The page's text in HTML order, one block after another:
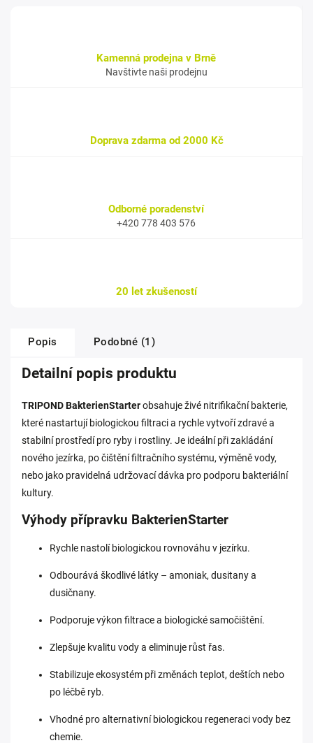
Kamenná prodejna v Brně
Navštivte naši prodejnu
Doprava zdarma od 2000 Kč
Odborné poradenství
+420 778 403 576
20 let zkušeností
Popis Podobné (1)
Detailní popis produktu
TRIPOND BakterienStarterobsahuje živé nitrifikační bakterie,
které nastartují biologickou filtraci a rychle vytvoří zdravé a
stabilní prostředí pro ryby i rostliny. Je ideální při zakládání
nového jezírka, po čištění filtračního systému, výměně vody,
nebo jako pravidelná udržovací dávka pro podporu bakteriální
kultury.
Výhody přípravku BakterienStarter
Rychle nastolí biologickou rovnováhu v jezírku.
Odbourává škodlivé látky – amoniak, dusitany a
dusičnany.
Podporuje výkon filtrace a biologické samočištění.
Zlepšuje kvalitu vody a eliminuje růst řas.
Stabilizuje ekosystém při změnách teplot, deštích nebo
po léčbě ryb.
Vhodné pro alternativní biologickou regeneraci vody bez
chemie.